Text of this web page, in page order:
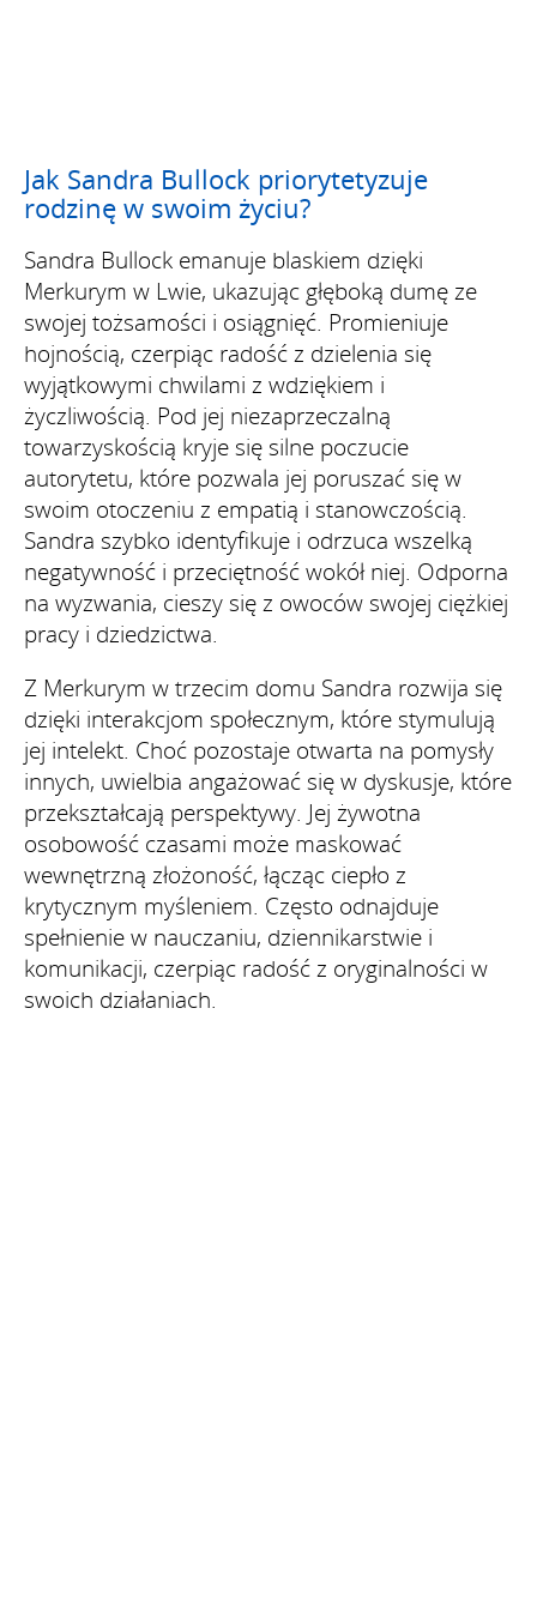
Jak Sandra Bullock priorytetyzuje
rodzinę w swoim życiu?
Sandra Bullock emanuje blaskiem dzięki
Merkurym w Lwie, ukazując głęboką dumę ze
swojej tożsamości i osiągnięć. Promieniuje
hojnością, czerpiąc radość z dzielenia się
wyjątkowymi chwilami z wdziękiem i
życzliwością. Pod jej niezaprzeczalną
towarzyskością kryje się silne poczucie
autorytetu, które pozwala jej poruszać się w
swoim otoczeniu z empatią i stanowczością.
Sandra szybko identyfikuje i odrzuca wszelką
negatywność i przeciętność wokół niej. Odporna
na wyzwania, cieszy się z owoców swojej ciężkiej
pracy i dziedzictwa.
Z Merkurym w trzecim domu Sandra rozwija się
dzięki interakcjom społecznym, które stymulują
jej intelekt. Choć pozostaje otwarta na pomysły
innych, uwielbia angażować się w dyskusje, które
przekształcają perspektywy. Jej żywotna
osobowość czasami może maskować
wewnętrzną złożoność, łącząc ciepło z
krytycznym myśleniem. Często odnajduje
spełnienie w nauczaniu, dziennikarstwie i
komunikacji, czerpiąc radość z oryginalności w
swoich działaniach.